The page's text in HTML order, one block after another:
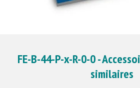
FE-B-44-P-x-R-0-0 -
similaires